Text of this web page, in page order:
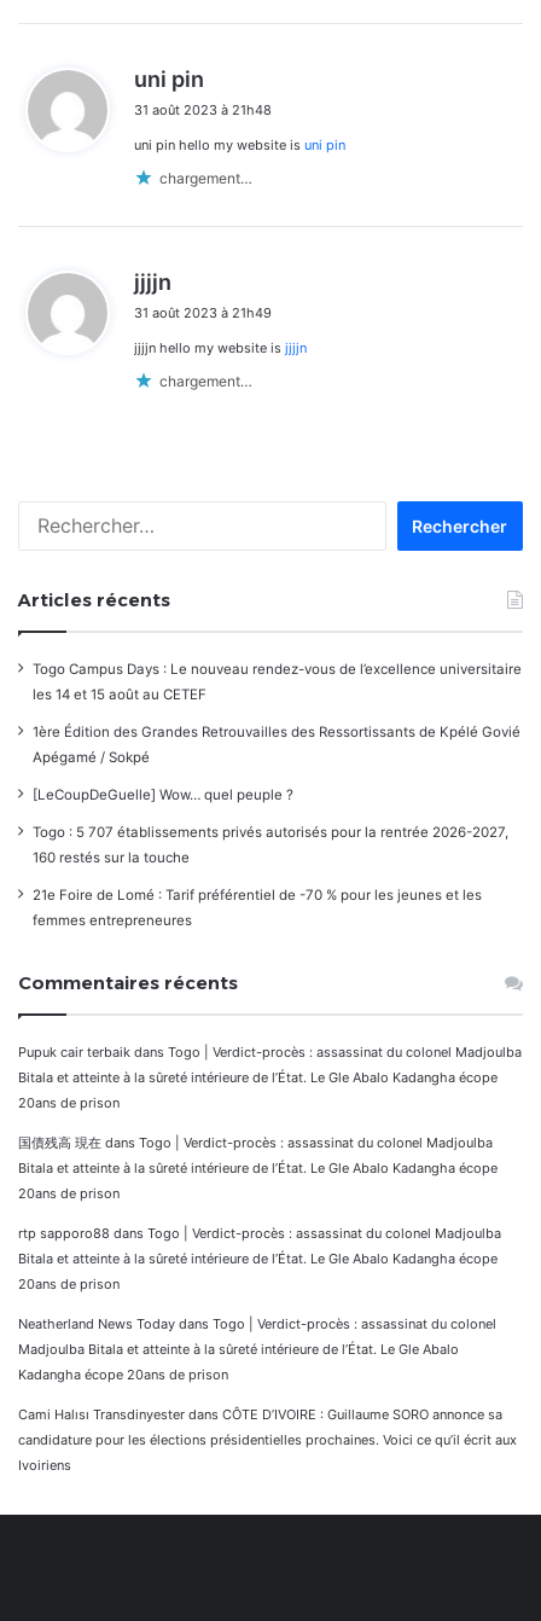
uni pin
t
31 août 2023 à 21h48
uni pin hello my website is uni pin
chargement…
jjjjn
t
31 août 2023 à 21h49
jjjjn hello my website is jjjjn
chargement…
Articles récents
Togo Campus Days : Le nouveau rendez-vous de l’excellence universitaire
les 14 et 15 août au CETEF
1ère Édition des Grandes Retrouvailles des Ressortissants de Kpélé Govié
Apégamé / Sokpé
[LeCoupDeGuelle] Wow… quel peuple ?
Togo : 5 707 établissements privés autorisés pour la rentrée 2026-2027,
160 restés sur la touche
21e Foire de Lomé : Tarif préférentiel de -70 % pour les jeunes et les
femmes entrepreneures
Commentaires récents
Pupuk cair terbaik dans Togo | Verdict-procès : assassinat du colonel Madjoulba
Bitala et atteinte à la sûreté intérieure de l’État. Le Gle Abalo Kadangha écope
20ans de prison
国債残高 現在 dans Togo | Verdict-procès : assassinat du colonel Madjoulba
Bitala et atteinte à la sûreté intérieure de l’État. Le Gle Abalo Kadangha écope
20ans de prison
rtp sapporo88 dans Togo | Verdict-procès : assassinat du colonel Madjoulba
Bitala et atteinte à la sûreté intérieure de l’État. Le Gle Abalo Kadangha écope
20ans de prison
Neatherland News Today dans Togo | Verdict-procès : assassinat du colonel
Madjoulba Bitala et atteinte à la sûreté intérieure de l’État. Le Gle Abalo
Kadangha écope 20ans de prison
Cami Halısı Transdinyester dans CÔTE D’IVOIRE : Guillaume SORO annonce sa
candidature pour les élections présidentielles prochaines. Voici ce qu’il écrit aux
Ivoiriens